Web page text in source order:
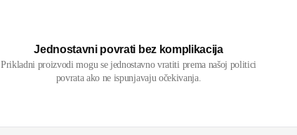
Jednostavni povrati bez komplikacija
Prikladni proizvodi mogu se jednostavno vratiti prema našoj politici
povrata ako ne ispunjavaju očekivanja.